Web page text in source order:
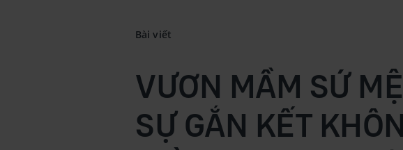
Bài viết
VƯƠN MẦM SỨ
SỰ GẮN KẾT